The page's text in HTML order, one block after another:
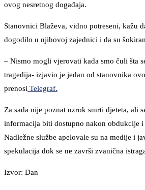
ovog nesretnog događaja.
Stanovnici Blaževa, vidno potreseni, kažu
dogodilo u njihovoj zajednici i da su
– Nismo mogli vjerovati kada smo čuli šta
tragedija- izjavio je jedan od stanovnika
prenosi Telegraf.
Za sada nije poznat uzrok smrti djeteta, ali
informacija biti dostupno nakon obdukcije i
Nadležne službe apelovale su na medije i
spekulacija dok se ne završi zvanična
Izvor: Dan